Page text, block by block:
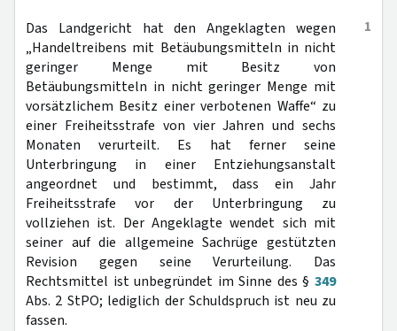
1
Das Landgericht hat den Angeklagten wegen
„Handeltreibens mit Betäubungsmitteln in nicht
geringer Menge mit Besitz von
Betäubungsmitteln in nicht geringer Menge mit
vorsätzlichem Besitz einer verbotenen Waffe“ zu
einer Freiheitsstrafe von vier Jahren und sechs
Monaten verurteilt. Es hat ferner seine
Unterbringung in einer Entziehungsanstalt
angeordnet und bestimmt, dass ein Jahr
Freiheitsstrafe vor der Unterbringung zu
vollziehen ist. Der Angeklagte wendet sich mit
seiner auf die allgemeine Sachrüge gestützten
Revision gegen seine Verurteilung. Das
Rechtsmittel ist unbegründet im Sinne des § 349
Abs. 2 StPO; lediglich der Schuldspruch ist neu zu
fassen.